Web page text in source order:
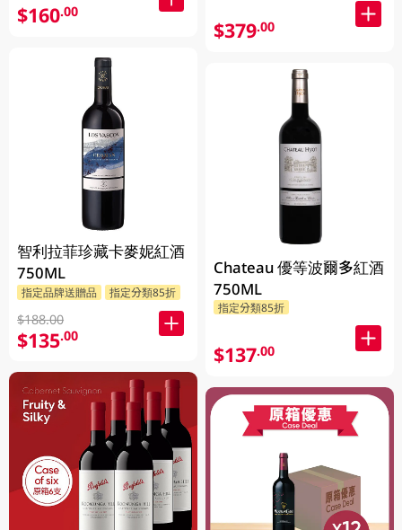
$160.00
智利拉菲珍藏卡麥妮紅酒
750ML
指定品牌送贈品 指定分類85折
$188.00
$135.00
$379.00
Chateau 優等波爾多紅酒
750ML
指定分類85折
$137.00